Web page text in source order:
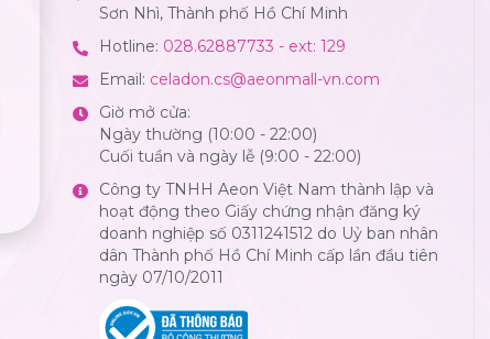
Sơn Nhì, Thành phố Hồ Chí Minh
Hotline: 028.62887733 - ext: 129
Email: celadon.cs@aeonmall-vn.com
Giờ mở cửa:
Ngày thường (10:00 - 22:00)
Cuối tuần và ngày lễ (9:00 - 22:00)
Công ty TNHH Aeon Việt Nam thành lập và
hoạt động theo Giấy chứng nhận đăng ký
doanh nghiệp số 0311241512 do Uỷ ban nhân
dân Thành phố Hồ Chí Minh cấp lần đầu tiên
ngày 07/10/2011